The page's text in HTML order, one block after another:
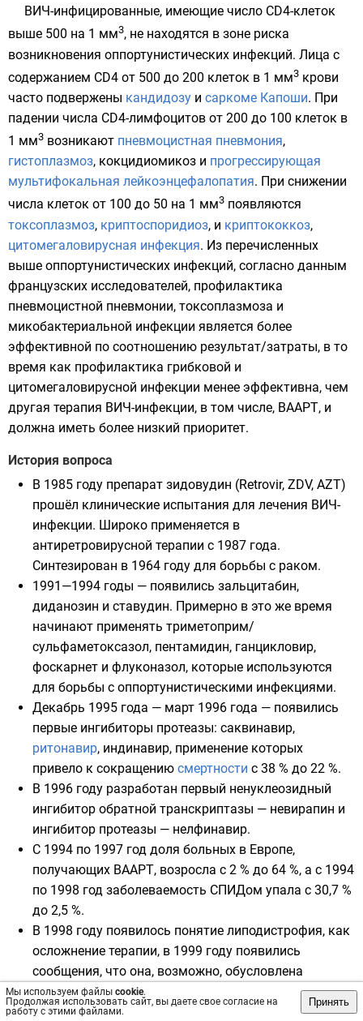
Мы используем файлы cookie.
Продолжая использовать сайт, вы даете свое согласие на
работу с этими файлами.
Принять
ВИЧ-инфицированные, имеющие число CD4-клеток
выше 500 на 1 мм3, не находятся в зоне риска
возникновения оппортунистических инфекций. Лица с
содержанием CD4 от 500 до 200 клеток в 1 мм3 крови
часто подвержены кандидозу и саркоме Капоши. При
падении числа CD4-лимфоцитов от 200 до 100 клеток в
1 мм3 возникают пневмоцистная пневмония,
гистоплазмоз, кокцидиомикоз и прогрессирующая
мультифокальная лейкоэнцефалопатия. При снижении
числа клеток от 100 до 50 на 1 мм3 появляются
токсоплазмоз, криптоспоридиоз, и криптококкоз,
цитомегаловирусная инфекция. Из перечисленных
выше оппортунистических инфекций, согласно данным
французских исследователей, профилактика
пневмоцистной пневмонии, токсоплазмоза и
микобактериальной инфекции является более
эффективной по соотношению результат/затраты, в то
время как профилактика грибковой и
цитомегаловирусной инфекции менее эффективна, чем
другая терапия ВИЧ-инфекции, в том числе, ВААРТ, и
должна иметь более низкий приоритет.
История вопроса
В 1985 году препарат зидовудин (Retrovir, ZDV, AZT)
прошёл клинические испытания для лечения ВИЧ-
инфекции. Широко применяется в
антиретровирусной терапии с 1987 года.
Синтезирован в 1964 году для борьбы с раком.
1991—1994 годы — появились зальцитабин,
диданозин и ставудин. Примерно в это же время
начинают применять триметоприм/
сульфаметоксазол, пентамидин, ганцикловир,
фоскарнет и флуконазол, которые используются
для борьбы с оппортунистическими инфекциями.
Декабрь 1995 года — март 1996 года — появились
первые ингибиторы протеазы: саквинавир,
ритонавир, индинавир, применение которых
привело к сокращению смертности с 38 % до 22 %.
В 1996 году разработан первый ненуклеозидный
ингибитор обратной транскриптазы — невирапин и
ингибитор протеазы — нелфинавир.
С 1994 по 1997 год доля больных в Европе,
получающих ВААРТ, возросла с 2 % до 64 %, а с 1994
по 1998 год заболеваемость СПИДом упала с 30,7 %
до 2,5 %.
В 1998 году появилось понятие липодистрофия, как
осложнение терапии, в 1999 году появились
сообщения, что она, возможно, обусловлена
токсическим действием препаратов на
митохондрии.